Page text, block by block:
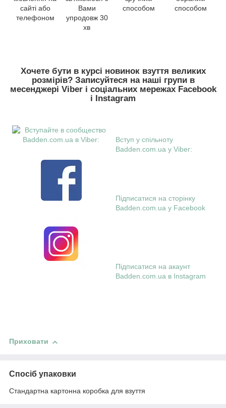
сайті або
телефоном
Вами
упродовж 30
хв
способом
способом
Хочете бути в курсі новинок взуття великих
розмірів? Записуйтеся на наші групи в
месенджері Viber і соціальних мережах Facebook
і Instagram
Вступ у спільноту
Badden.com.ua у Viber:
Підписатися на сторінку
Badden.com.ua у Facebook
Підписатися на акаунт
Badden.com.ua в Instagram
Приховати
Спосіб упаковки
Стандартна картонна коробка для взуття